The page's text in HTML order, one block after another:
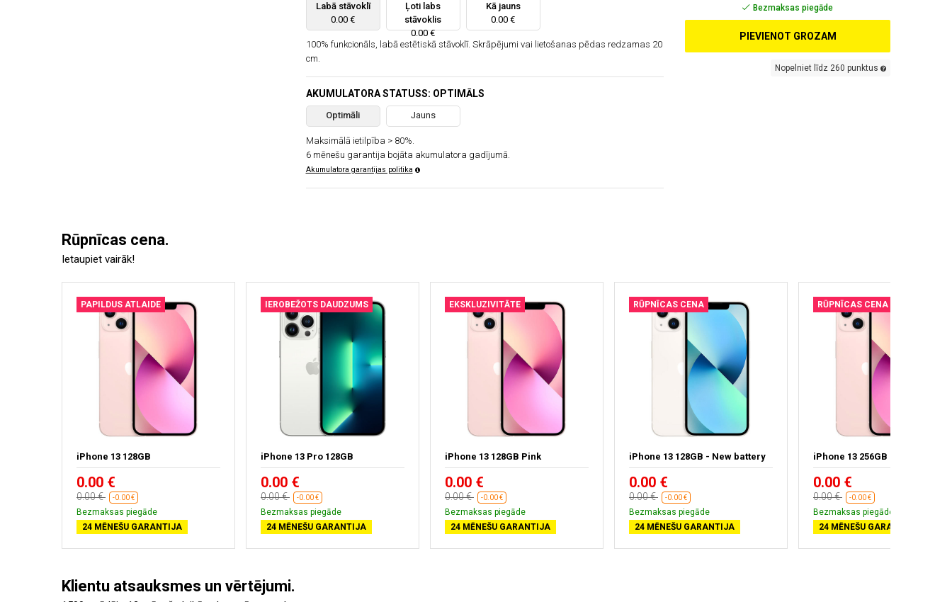
Labā stāvoklī
0.00 €
Ļoti labs
stāvoklis
0.00 €
Kā jauns
0.00 €
100% funkcionāls, labā estētiskā stāvoklī. Skrāpējumi vai lietošanas pēdas redzamas 20
cm.
AKUMULATORA STATUSS: OPTIMĀLS
Optimāli Jauns
Maksimālā ietilpība > 80%.
6 mēnešu garantija bojāta akumulatora gadījumā.
Akumulatora garantijas politika
Bezmaksas piegāde
PIEVIENOT GROZAM
Nopelniet līdz 260 punktus
Rūpnīcas cena.
Ietaupiet vairāk!
PAPILDUS ATLAIDE
iPhone 13 128GB
0.00 €
0.00 € -0.00 €
Bezmaksas piegāde
24 MĒNEŠU GARANTIJA
IEROBEŽOTS DAUDZUMS
iPhone 13 Pro 128GB
0.00 €
0.00 € -0.00 €
Bezmaksas piegāde
24 MĒNEŠU GARANTIJA
EKSKLUZIVITĀTE
iPhone 13 128GB Pink
0.00 €
0.00 € -0.00 €
Bezmaksas piegāde
24 MĒNEŠU GARANTIJA
RŪPNĪCAS CENA
iPhone 13 128GB - New battery
0.00 €
0.00 € -0.00 €
Bezmaksas piegāde
24 MĒNEŠU GARANTIJA
RŪPNĪCAS CENA
iPhone 13 256GB
0.00 €
0.00 € -0.00 €
Bezmaksas piegāde
24 MĒNEŠU GARANTIJA
Klientu atsauksmes un vērtējumi.